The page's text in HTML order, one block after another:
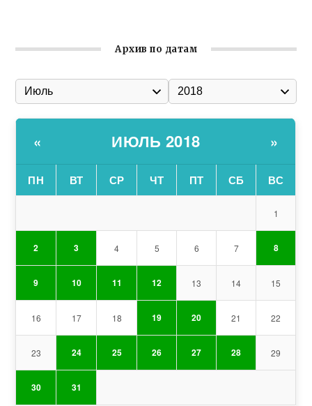
Архив по датам
« ИЮЛЬ 2018 »
ПН ВТ СР ЧТ ПТ СБ ВС
1
2 3 4 5 6 7 8
9 10 11 12 13 14 15
16 17 18 19 20 21 22
23 24 25 26 27 28 29
30 31